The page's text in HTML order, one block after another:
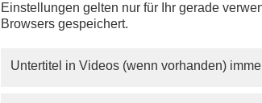
Einstellungen gelten nur für Ihr gerade
Browsers gespeichert.
Untertitel in Videos (wenn vorhanden)